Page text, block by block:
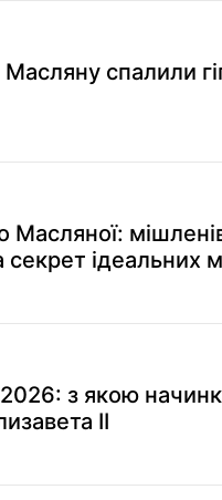
Масляну спалили
Масляної:
секрет ідеальних
з якою
ІІ